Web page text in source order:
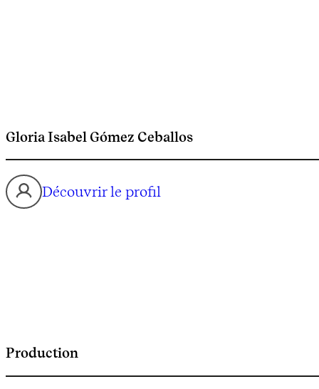
Gloria Isabel Gómez Ceballos
Découvrir le profil
Production